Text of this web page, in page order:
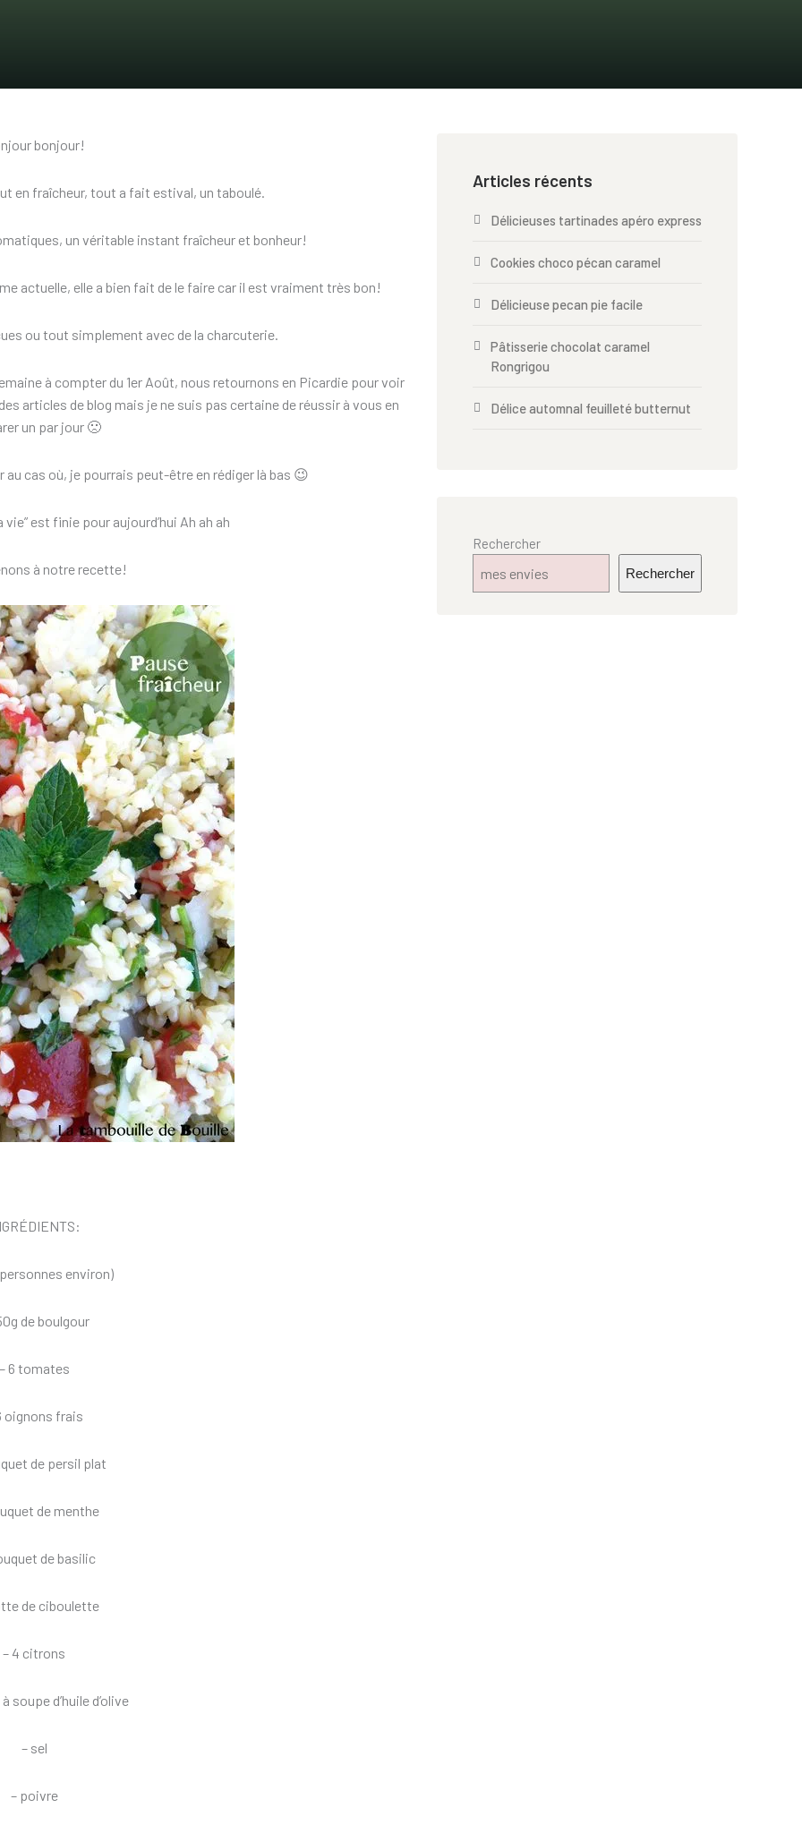
bonjour!
en fraîcheur, tout a fait estival, un taboulé.
un véritable instant fraîcheur et bonheur!
actuelle, elle a bien fait de le faire car il est vraiment très bon!
ou tout simplement avec de la charcuterie.
à compter du 1er Août, nous retournons en Picardie pour voir
articles de blog mais je ne suis pas certaine de réussir à vous en
un par jour 🙁
au cas où, je pourrais peut-être en rédiger là bas 😉
est finie pour aujourd’hui Ah ah ah
à notre recette!
environ)
de boulgour
– 6 tomates
oignons frais
de persil plat
de menthe
de basilic
de ciboulette
– 4 citrons
soupe d’huile d’olive
– sel
– poivre
Articles récents
Délicieuses tartinades apéro express
Cookies choco pécan caramel
Délicieuse pecan pie facile
Pâtisserie chocolat caramel
Rongrigou
Délice automnal feuilleté butternut
Rechercher
Rechercher